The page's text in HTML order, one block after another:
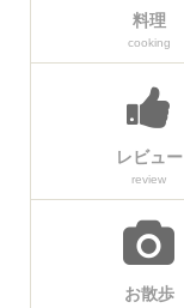
料理
cooking
レビュー
review
お散歩